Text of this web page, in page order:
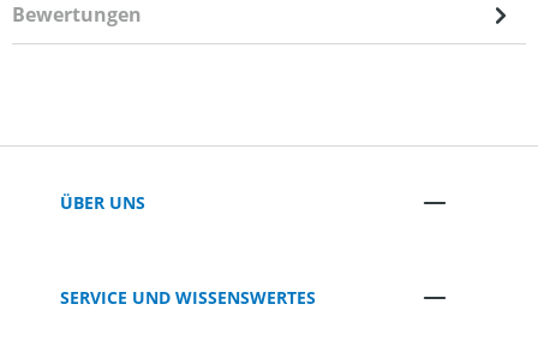
Bewertungen
ÜBER UNS
SERVICE UND WISSENSWERTES